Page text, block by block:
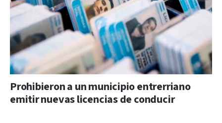
Prohibieron a un municipio entrerriano
emitir nuevas licencias de conducir